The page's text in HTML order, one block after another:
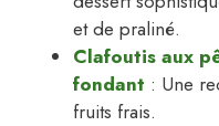
et de praliné.
Clafoutis aux
fondant : Une
fruits frais.